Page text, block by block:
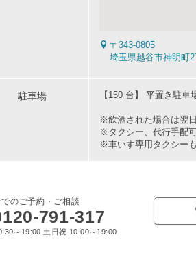
〒343-0805
埼玉県越谷市神明町
駐車場 【150 台】 平置き駐車
※飲酒された場合は翌
※タクシー、代行手配
※車いす専用タクシー
のご予約・ご相談
791-317
～19:00 土日祝 10:00～19:00